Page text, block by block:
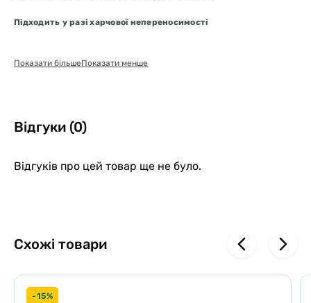
Підходить у разі харчової непереносимості
менхаден краще переносяться і є менш алергенними, ніж
Без курки | Без зернових | Без глютену
курятини, зернових та інгредієнтів, що містять глютен, знижує
ризик виникнення алергії та полегшує засвоєння їжі.
підтримує роботу кишківника та живить мікробіоту, зміцнюючи
Склад
Показати більшеПоказати менше
Відгуки (0)
Відгуків про цей товар ще не було.
Схожі товари
-15%